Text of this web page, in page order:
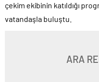
çekim ekibinin katıldığı
vatandaşla buluştu.
ARA